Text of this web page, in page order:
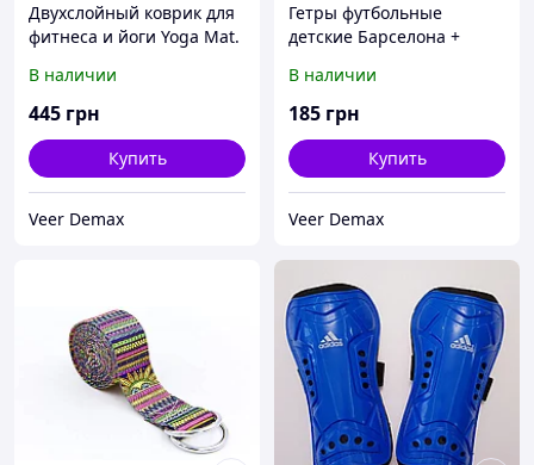
Двухслойный коврик для
фитнеса и йоги Yoga Mat.
1.73*0.61*6mm)
оранжевый-черный
В наличии
445 грн
Купить
Veer Demax
Гетры футбольные
детские Барселона +
гетры Реал
Мадрид+щитки Реал
Мадрид
В наличии
185 грн
Купить
Veer Demax